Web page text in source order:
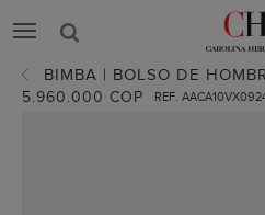
BIMBA | BOLSO DE
5.960.000 COP REF.